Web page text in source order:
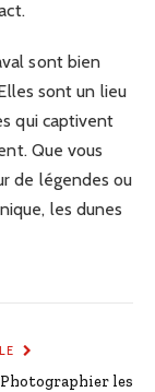
sont bien
sont un lieu
qui captivent
Que vous
de légendes ou
les dunes
les